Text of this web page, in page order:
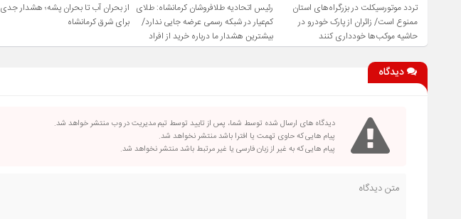
تردد موتورسیکلت در بزرگراه‌های استان
ممنوع است/ زائران از پارک خودرو در
حاشیه موکب‌ها خودداری کنند
رئیس اتحادیه طلافروشان کرمانشاه: طلای
کم‌عیار در شبکه رسمی عرضه جایی ندارد/
بیشترین هشدار ما درباره خرید از افراد
فاقد صلاحیت است
از بحران آب تا بحران پشه؛ هشدار جدی
برای شرق کرمانشاه
دیدگاه
دیدگاه های ارسال شده توسط شما، پس از تایید توسط تیم مدیریت در وب منتشر خواهد شد.
پیام هایی که حاوی تهمت یا افترا باشد منتشر نخواهد شد.
پیام هایی که به غیر از زبان فارسی یا غیر مرتبط باشد منتشر نخواهد شد.